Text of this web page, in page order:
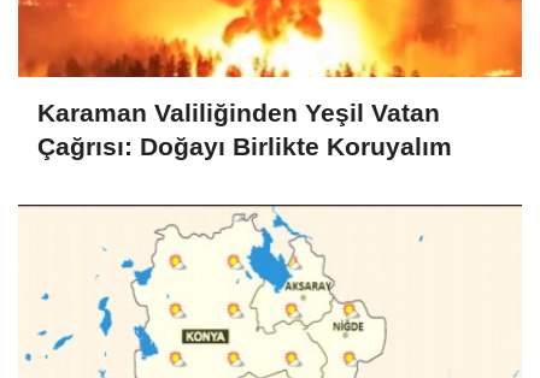
Karaman Valiliğinden Yeşil Vatan
Çağrısı: Doğayı Birlikte Koruyalım